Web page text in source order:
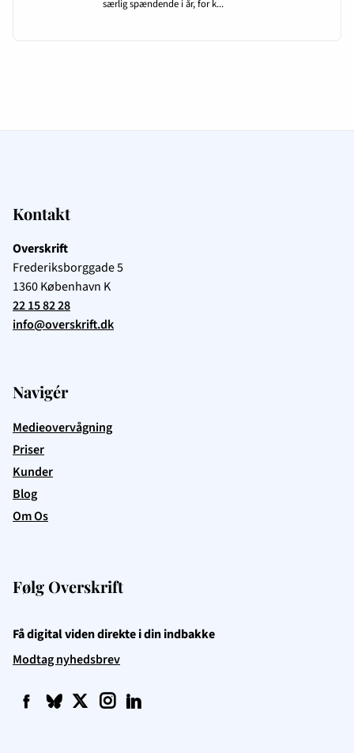
Kontakt
Overskrift
Frederiksborggade 5
1360København K
22 15 82 28
info@overskrift.dk
Navigér
Medieovervågning
Priser
Kunder
Blog
Om Os
Følg Overskrift
Få digital viden direkte i din indbakke
Modtag nyhedsbrev
f q t i l